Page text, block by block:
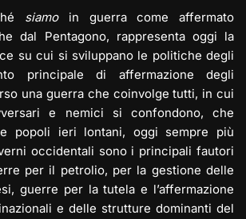
siamoin guerra come affermato
dal Pentagono, rappresenta oggi la
su cui si sviluppano le politiche degli
principale di affermazione degli
una guerra che coinvolge tutti, in cui
e nemici si confondono, che
popoli ieri lontani, oggi sempre più
occidentali sono i principali fautori
per il petrolio, per la gestione delle
guerre per la tutela e l’affermazione
e delle strutture dominanti del